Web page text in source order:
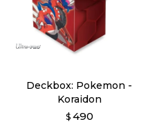
Deckbox: Pokemon -
Koraidon
$ 490